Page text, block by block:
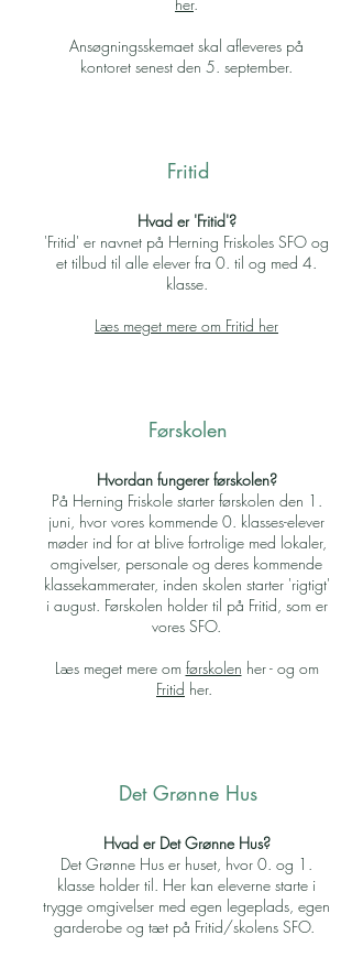
Ansøgningsskemaet skal afleveres på
kontoret senest den 5. september.
Fritid
Hvad er 'Fritid'?
'Fritid' er navnet på Herning Friskoles SFO og
et tilbud til alle elever fra 0. til og med 4.
klasse.
Læs meget mere om Fritid her
Førskolen
Hvordan fungerer førskolen?
På Herning Friskole starter førskolen den 1.
juni, hvor vores kommende 0. klasses-elever
møder ind for at blive fortrolige med lokaler,
omgivelser, personale og deres kommende
klassekammerater, inden skolen starter 'rigtigt'
i august. Førskolen holder til på Fritid, som er
vores SFO.
Læs meget mere om førskolen her - og om
Fritid her.
Det Grønne Hus
Hvad er Det Grønne Hus?
Det Grønne Hus er huset, hvor 0. og 1.
klasse holder til. Her kan eleverne starte i
trygge omgivelser med egen legeplads, egen
garderobe og tæt på Fritid/skolens SFO.